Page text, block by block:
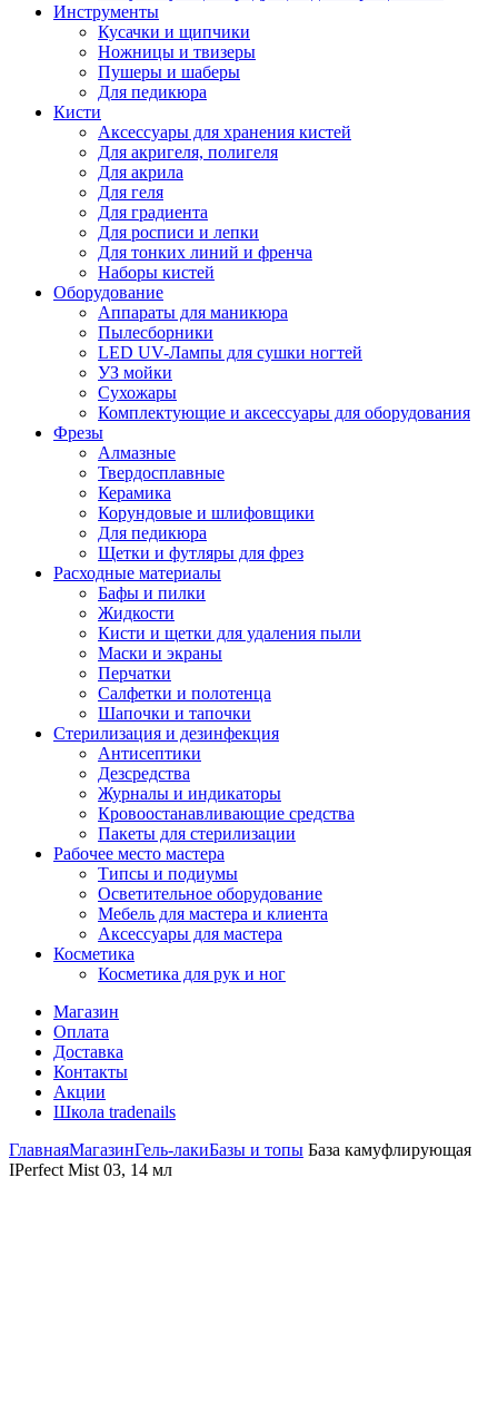
Инструменты
Кусачки и щипчики
Ножницы и твизеры
Пушеры и шаберы
Для педикюра
Кисти
Аксессуары для хранения кистей
Для акригеля, полигеля
Для акрила
Для геля
Для градиента
Для росписи и лепки
Для тонких линий и френча
Наборы кистей
Оборудование
Аппараты для маникюра
Пылесборники
LED UV-Лампы для сушки ногтей
УЗ мойки
Сухожары
Комплектующие и аксессуары для оборудования
Фрезы
Алмазные
Твердосплавные
Керамика
Корундовые и шлифовщики
Для педикюра
Щетки и футляры для фрез
Расходные материалы
Бафы и пилки
Жидкости
Кисти и щетки для удаления пыли
Маски и экраны
Перчатки
Салфетки и полотенца
Шапочки и тапочки
Стерилизация и дезинфекция
Антисептики
Дезсредства
Журналы и индикаторы
Кровоостанавливающие средства
Пакеты для стерилизации
Рабочее место мастера
Типсы и подиумы
Осветительное оборудование
Мебель для мастера и клиента
Аксессуары для мастера
Косметика
Косметика для рук и ног
Магазин
Оплата
Доставка
Контакты
Акции
Школа tradenails
ГлавнаяМагазинГель-лакиБазы и топы База камуфлирующая
IPerfect Mist 03, 14 мл